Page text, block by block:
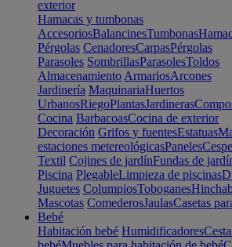
exterior
Hamacas y tumbonas
AccesoriosBalancinesTumbonas
Pérgolas CenadoresCarpasPérgolas
Parasoles SombrillasParasolesToldos
Almacenamiento ArmariosArcones
Jardinería MaquinariaHuertos
UrbanosRiegoPlantasJardineras
Cocina BarbacoasCocina de exterior
Decoración Grifos y fuentesEstatuas
estaciones metereológicasPaneles
Textil Cojines de jardínFundas de
Piscina PlegableLimpieza de piscinas
Juguetes ColumpiosToboganes
Mascotas ComederosJaulasCasetas
Bebé
Habitación bebé Humidificadores